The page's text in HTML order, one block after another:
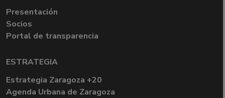
Presentación
Socios
Portal de transparencia
ESTRATEGIA
Estrategia Zaragoza +20
Agenda Urbana de Zaragoza